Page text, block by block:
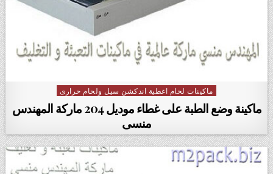
Posted in
ماكينات لحام اغطية اندكشن سيل ولحام حرارى
ماكينة وضع الطبة على غطاء موديل 204 ماركة المهندس
منسى